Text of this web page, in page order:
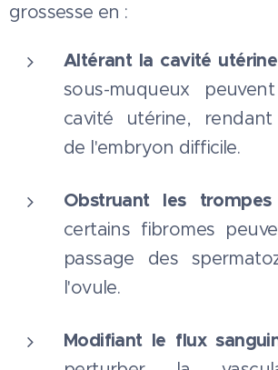
grossesse en :
Altérant la cavité utérine
sous-muqueux
cavité utérine, rendant
de l'embryon difficile.
Obstruant les
certains fibromes
passage des
l'ovule.
Modifiant le flux